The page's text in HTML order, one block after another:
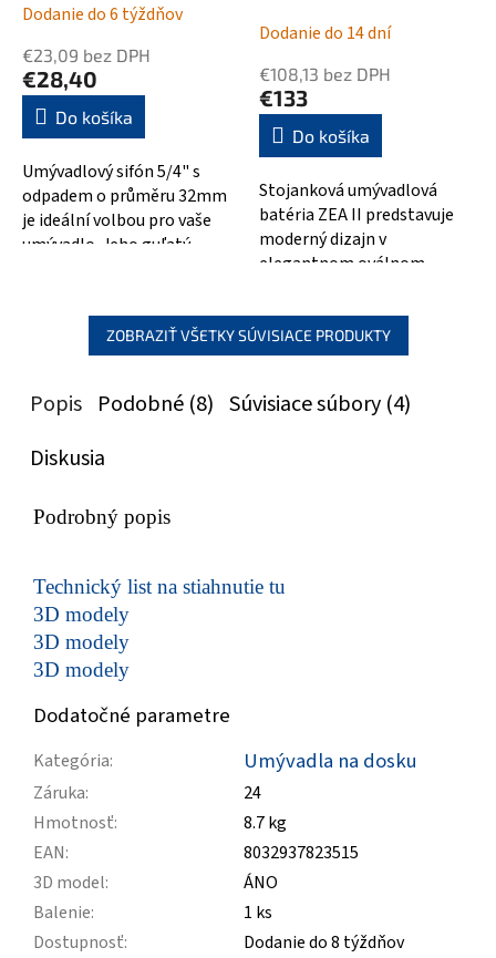
Priemerné
hodnotenie
produktu
je
5,0
z
5
hviezdičiek.
Dodanie do 6 týždňov
€23,09 bez DPH
€28,40
Do košíka
Umývadlový sifón 5/4" s
odpadem o průměru 32mm
je ideální volbou pro vaše
umývadlo. Jeho guľatý
Zlatá lesklá
Dodanie do 14 dní
€108,13 bez DPH
€133
Do košíka
Stojanková umývadlová
batéria ZEA II predstavuje
moderný dizajn v
elegantnom oválnom
otočné výtokové ramienko
o 360...
ZOBRAZIŤ VŠETKY SÚVISIACE PRODUKTY
Popis Podobné (8) Súvisiace súbory (4)
Diskusia
Podrobný popis
Technický list na stiahnutie tu
3D modely
3D modely
3D modely
Dodatočné parametre
Kategória: Umývadla na dosku
Záruka:
24
Hmotnosť:
8.7 kg
EAN:
8032937823515
3D model:
ÁNO
Balenie:
1 ks
Dostupnosť:
Dodanie do 8 týždňov